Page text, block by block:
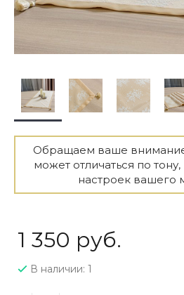
Обращаем ваше
может отличаться по
настроек вашего
1 350 руб.
В наличии: 1